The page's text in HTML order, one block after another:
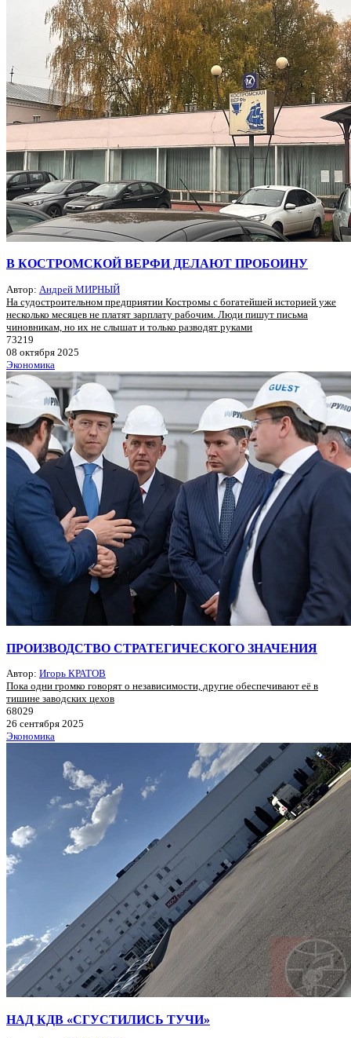
В КОСТРОМСКОЙ ВЕРФИ ДЕЛАЮТ ПРОБОИНУ
Автор: Андрей МИРНЫЙ
На судостроительном предприятии Костромы с богатейшей историей уже
несколько месяцев не платят зарплату рабочим. Люди пишут письма
чиновникам, но их не слышат и только разводят руками
73219
08 октября 2025
Экономика
ПРОИЗВОДСТВО СТРАТЕГИЧЕСКОГО ЗНАЧЕНИЯ
Автор: Игорь КРАТОВ
Пока одни громко говорят о независимости, другие обеспечивают её в
тишине заводских цехов
68029
26 сентября 2025
Экономика
НАД КДВ «СГУСТИЛИСЬ ТУЧИ»